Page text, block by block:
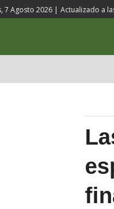
7 Agosto 2026 | Actualizado a